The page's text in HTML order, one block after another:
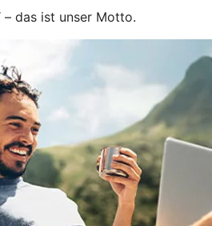
– das ist unser Motto.